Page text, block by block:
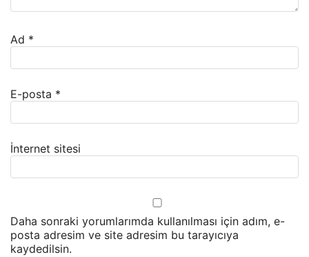
Ad *
E-posta *
İnternet sitesi
Daha sonraki yorumlarımda kullanılması için adım, e-
posta adresim ve site adresim bu tarayıcıya
kaydedilsin.